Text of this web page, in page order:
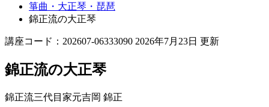
箏曲・大正琴・琵琶
錦正流の大正琴
講座コード：202607-06333090 2026年7月23日 更新
錦正流の大正琴
錦正流三代目家元吉岡 錦正